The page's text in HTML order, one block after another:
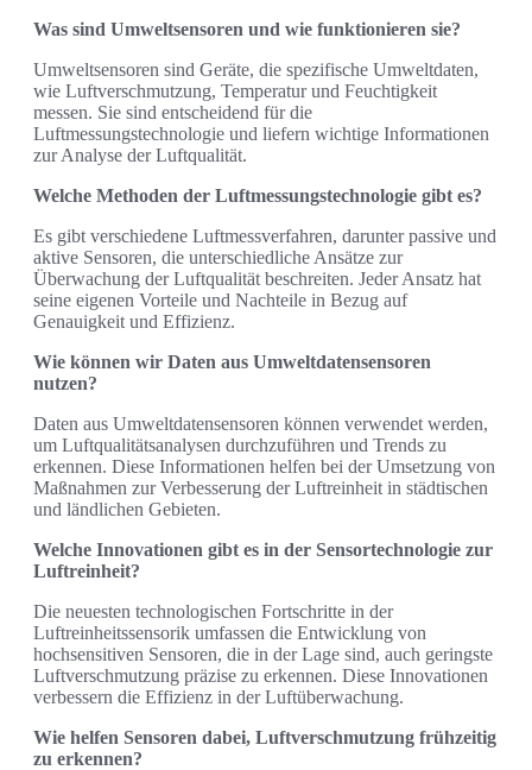
Was sind Umweltsensoren und wie funktionieren sie?
Umweltsensoren sind Geräte, die spezifische Umweltdaten,
wie Luftverschmutzung, Temperatur und Feuchtigkeit
messen. Sie sind entscheidend für die
Luftmessungstechnologie und liefern wichtige Informationen
zur Analyse der Luftqualität.
Welche Methoden der Luftmessungstechnologie gibt es?
Es gibt verschiedene Luftmessverfahren, darunter passive und
aktive Sensoren, die unterschiedliche Ansätze zur
Überwachung der Luftqualität beschreiten. Jeder Ansatz hat
seine eigenen Vorteile und Nachteile in Bezug auf
Genauigkeit und Effizienz.
Wie können wir Daten aus Umweltdatensensoren
nutzen?
Daten aus Umweltdatensensoren können verwendet werden,
um Luftqualitätsanalysen durchzuführen und Trends zu
erkennen. Diese Informationen helfen bei der Umsetzung von
Maßnahmen zur Verbesserung der Luftreinheit in städtischen
und ländlichen Gebieten.
Welche Innovationen gibt es in der Sensortechnologie zur
Luftreinheit?
Die neuesten technologischen Fortschritte in der
Luftreinheitssensorik umfassen die Entwicklung von
hochsensitiven Sensoren, die in der Lage sind, auch geringste
Luftverschmutzung präzise zu erkennen. Diese Innovationen
verbessern die Effizienz in der Luftüberwachung.
Wie helfen Sensoren dabei, Luftverschmutzung frühzeitig
zu erkennen?